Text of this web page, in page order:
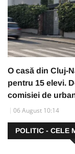
O casă din Cluj-
pentru 15 elevi.
comisiei de
06 August 10:14
POLITIC - CELE